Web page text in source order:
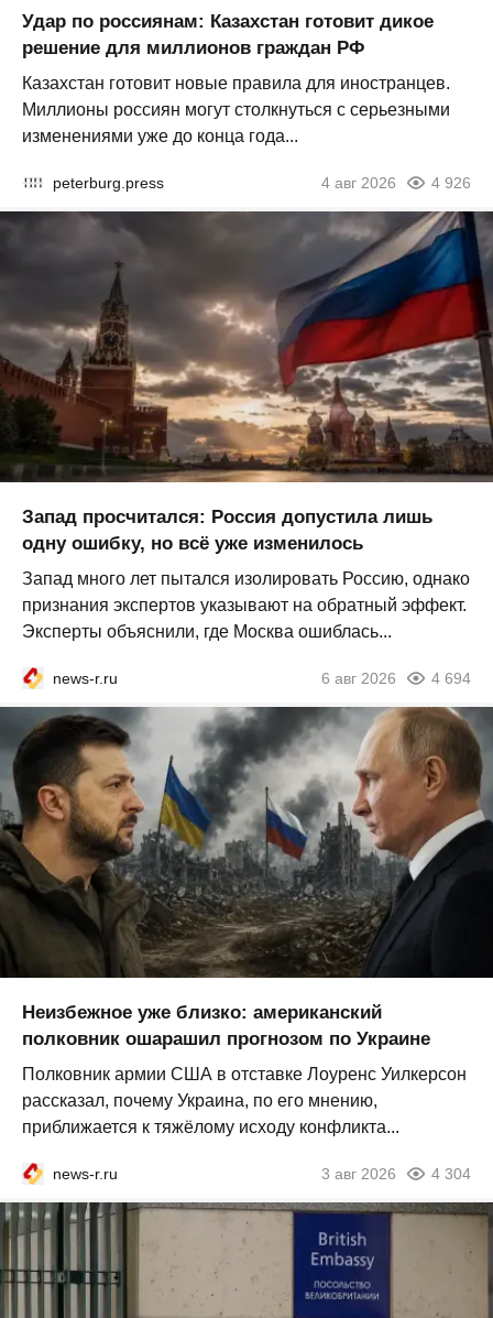
Удар по россиянам: Казахстан готовит дикое
решение для миллионов граждан РФ
Казахстан готовит новые правила для иностранцев.
Миллионы россиян могут столкнуться с серьезными
изменениями уже до конца года...
peterburg.press 4 авг 2026 4 926
Запад просчитался: Россия допустила лишь
одну ошибку, но всё уже изменилось
Запад много лет пытался изолировать Россию, однако
признания экспертов указывают на обратный эффект.
Эксперты объяснили, где Москва ошиблась...
news-r.ru 6 авг 2026 4 694
Неизбежное уже близко: американский
полковник ошарашил прогнозом по Украине
Полковник армии США в отставке Лоуренс Уилкерсон
рассказал, почему Украина, по его мнению,
приближается к тяжёлому исходу конфликта...
news-r.ru 3 авг 2026 4 304